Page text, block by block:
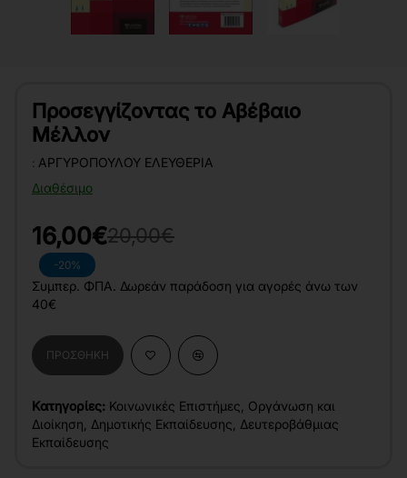
Προσεγγίζοντας το Αβέβαιο
Μέλλον
Διαθέσιμο
: ΑΡΓΥΡΟΠΟΎΛΟΥ ΕΛΕΥΘΕΡΊΑ
-20%
16,00€20,00€
Συμπερ. ΦΠΑ. Δωρεάν παράδοση για αγορές άνω των
40€
ΠΡΟΣΘΉΚΗ
Κατηγορίες: Κοινωνικές Επιστήμες Οργάνωση και
Διοίκηση Δημοτικής Εκπαίδευσης Δευτεροβάθμιας
Εκπαίδευσης